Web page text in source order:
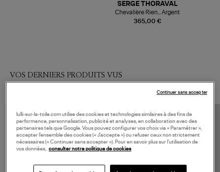
365,00 €
SERGE THORAVAL
Chevalière Rien... Argent
VOS DERNIERS PRODUITS VUS
lulli-sur-la-toile.com utilise des cookies et technologies similaires à des fins de
performance, personnalisation, publicité et analyses, en collaboration avec des
partenaires tels que Google. Vous pouvez configurer vos choix via « Paramétrer »,
accepter l’ensemble des cookies (« J’accepte ») ou refuser ceux non strictement
nécessaires (« Continuer sans accepter »). Pour en savoir plus sur l’utilisation de
vos données,
consulter notre politique de cookies
Continuer sans accepter